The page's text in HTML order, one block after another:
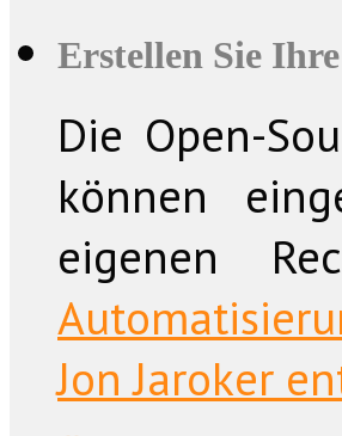
Erstellen Sie
Die Open-
können
eigenen
Jon Jaroker